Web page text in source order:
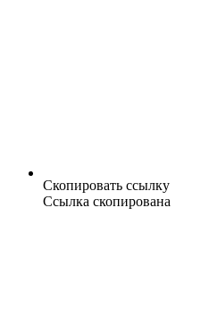
Скопировать ссылку
Ссылка скопирована